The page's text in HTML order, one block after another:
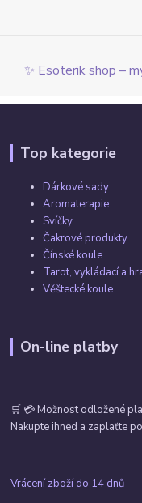
✨ Esoterik shop –
Top kategorie
Dárkové sady
Aromaterapie
Svíčky
Čakrové produkty
Čínské koule
Tarot, vykládací a
Věštecké koule
On-line platby
🛒 💳 Možnost odložené
Nakupte ihned a zaplaťte
Vrácení zboží do 14 dnů